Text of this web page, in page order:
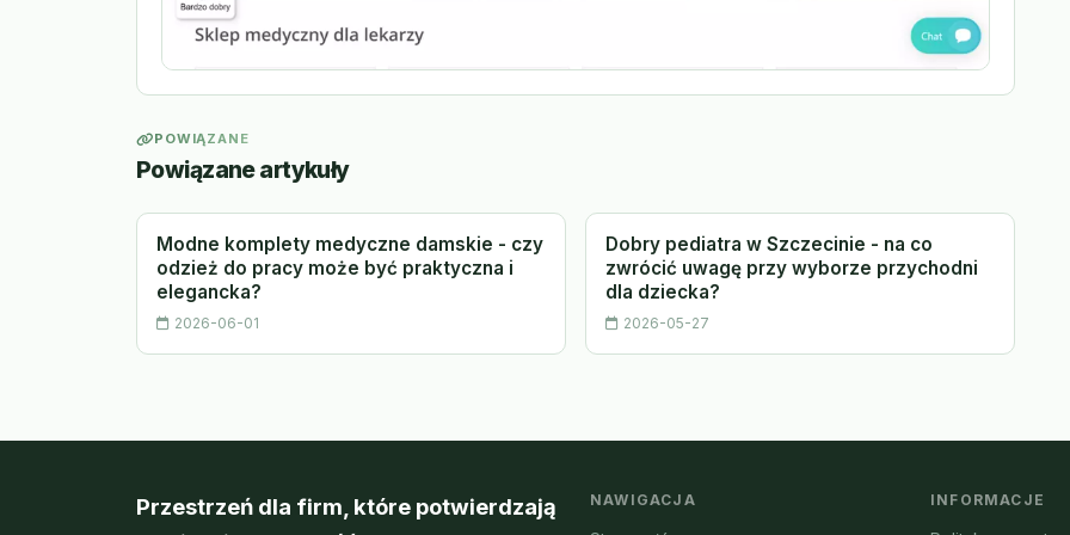
POWIĄZANE
Powiązane artykuły
Modne komplety medyczne damskie - czy
odzież do pracy może być praktyczna i
elegancka?
2026-06-01
Dobry pediatra w Szczecinie - na co
zwrócić uwagę przy wyborze przychodni
dla dziecka?
2026-05-27
Przestrzeń dla firm, które potwierdzają
NAWIGACJA INFORMACJE